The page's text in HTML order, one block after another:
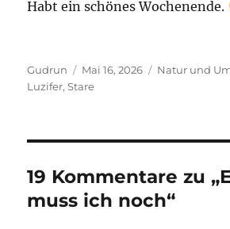
Habt ein schönes Wochenende.
Autor
Gudrun
Veröffentlicht
am
Mai 16, 2026 Kategorien
Natur und
Luzifer,Stare
19 Kommentare zu
muss ich noch“